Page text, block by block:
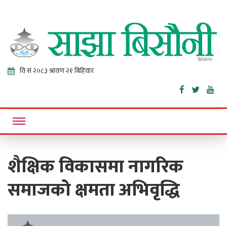
Sajha
Bisaunee
Online News Portal
शैक्षिक विकासमा नागरिक
समाजको क्षमता अभिवृद्धि